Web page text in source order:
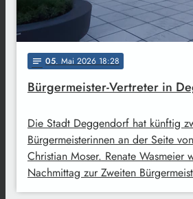
notes 05. Mai 2026 18:28
Bürgermeister-Vertreter in
Die Stadt Deggendorf hat künftig
Bürgermeisterinnen an der Seite
Christian Moser. Renate Wasmeier
Nachmittag zur Zweiten